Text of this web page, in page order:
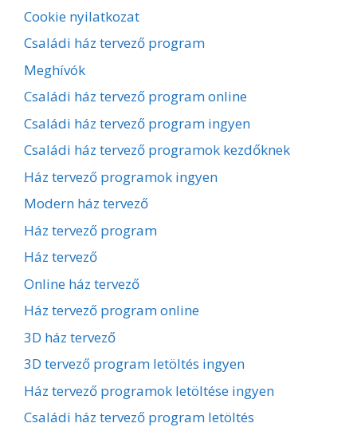
Cookie nyilatkozat
Családi ház tervező program
Meghívók
Családi ház tervező program online
Családi ház tervező program ingyen
Családi ház tervező programok kezdőknek
Ház tervező programok ingyen
Modern ház tervező
Ház tervező program
Ház tervező
Online ház tervező
Ház tervező program online
3D ház tervező
3D tervező program letöltés ingyen
Ház tervező programok letöltése ingyen
Családi ház tervező program letöltés